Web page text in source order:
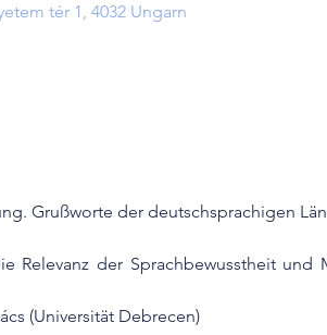
tér 1, 4032 Ungarn
Eröffnung. Grußworte der deutschsprachigen
Relevanz der Sprachbewusstheit
(Universität Debrecen)